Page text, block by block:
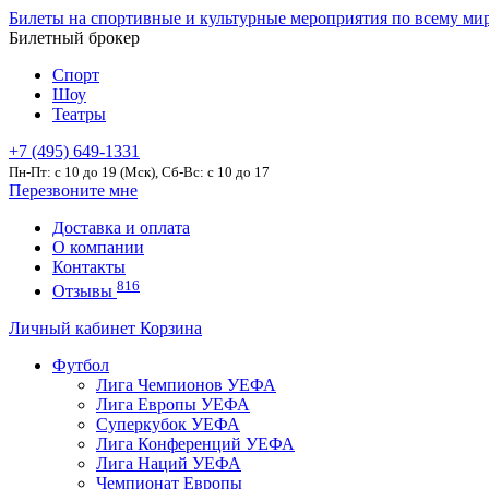
Билеты на спортивные и культурные мероприятия по всему
Билетный брокер
Спорт
Шоу
Театры
+7 (495) 649-1331
Пн-Пт: c 10 до 19 (Мск), Сб-Вс: с 10 до 17
Перезвоните мне
Доставка и оплата
О компании
Контакты
Отзывы 816
Личный кабинет Корзина
Футбол
Лига Чемпионов УЕФА
Лига Европы УЕФА
Суперкубок УЕФА
Лига Конференций УЕФА
Лига Наций УЕФА
Чемпионат Европы